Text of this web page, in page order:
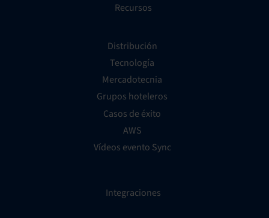
Recursos
Distribución
Tecnología
Mercadotecnia
Grupos hoteleros
Casos de éxito
AWS
Vídeos evento Sync
Integraciones